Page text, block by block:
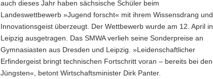
auch dieses Jahr haben sächsische Schüler beim
Landeswettbewerb »Jugend forscht« mit ihrem Wissensdrang und
Innovationsgeist überzeugt. Der Wettbewerb wurde am 12. April in
Leipzig ausgetragen. Das SMWA verlieh seine Sonderpreise an
Gymnasiasten aus Dresden und Leipzig. »Leidenschaftlicher
Erfindergeist bringt technischen Fortschritt voran – bereits bei den
Jüngsten«, betont Wirtschaftsminister Dirk Panter.